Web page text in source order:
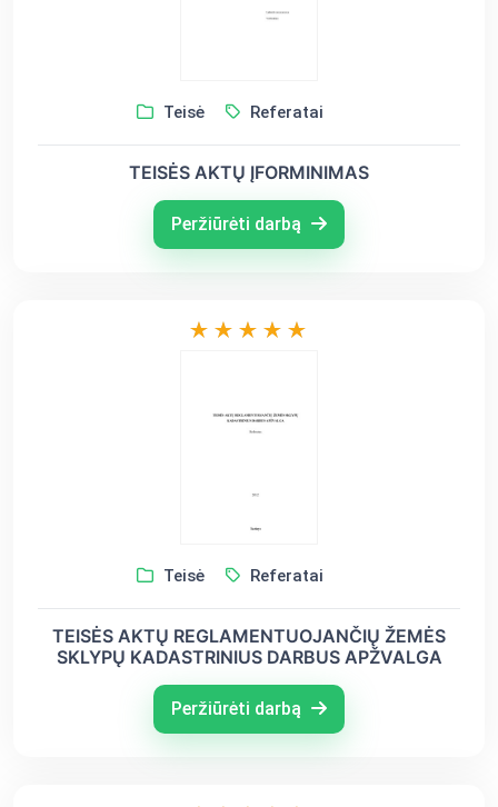
Teisė Referatai
TEISĖS AKTŲ ĮFORMINIMAS
Peržiūrėti darbą
Teisė Referatai
TEISĖS AKTŲ REGLAMENTUOJANČIŲ ŽEMĖS
SKLYPŲ KADASTRINIUS DARBUS APŽVALGA
Peržiūrėti darbą